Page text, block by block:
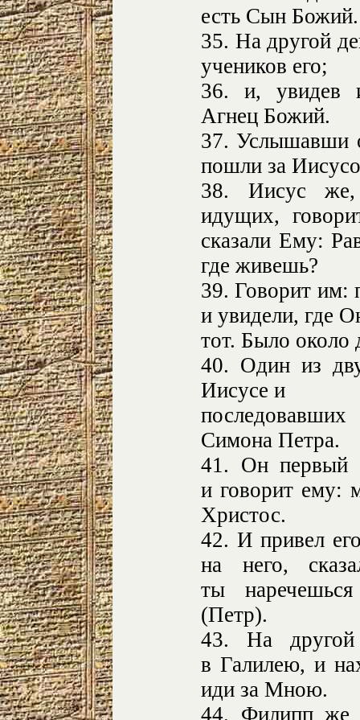
есть Сын Божий.
35. На другой
учеников его;
36. и, увидев
Агнец Божий.
37. Услышавши
пошли за
38. Иисус же,
идущих,
сказали Ему:
где живешь?
39. Говорит им:
и увидели, где
тот. Было около
40. Один из
Иисусе и
Симона Петра.
41. Он первый
и говорит ему:
Христос.
42. И привел
на него,
ты
(Петр).
43. На другой
в Галилею, и
иди за Мною.
44. Филипп же